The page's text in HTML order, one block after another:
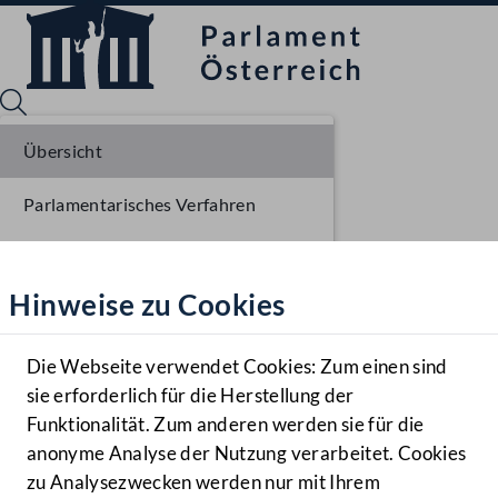
Hilfe
Benutzer
Navigationsmenü öffnen
MENÜ
Hinweise zu Cookies
Die Webseite verwendet Cookies: Zum einen sind
sie erforderlich für die Herstellung der
Funktionalität. Zum anderen werden sie für die
anonyme Analyse der Nutzung verarbeitet. Cookies
zu Analysezwecken werden nur mit Ihrem
Übersicht
Parlamentarisches Verfahren
Plenarberatungen NR
Einlangen BR
Ausschussberatungen BR
Plenarberatungen BR